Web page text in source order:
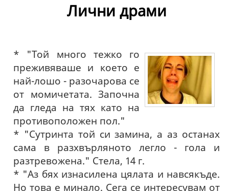
Лични драми
* "Той много тежко го
преживяваше и което е
най-лошо - разочарова се
от момичетата. Започна
да гледа на тях като на
противоположен пол."
* "Сутринта той си замина, а аз останах
сама в разхвърляното легло - гола и
разтревожена." Стела, 14 г.
* "Аз бях изнасилена цялата и навсякъде.
Но това е минало. Сега се интересувам от